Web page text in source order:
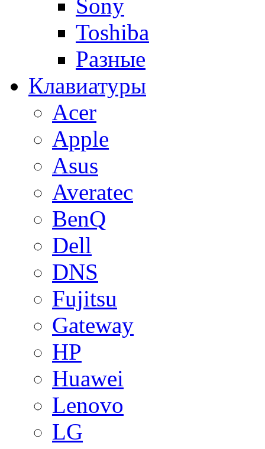
Sony
Toshiba
Разные
Клавиатуры
Acer
Apple
Asus
Averatec
BenQ
Dell
DNS
Fujitsu
Gateway
HP
Huawei
Lenovo
LG